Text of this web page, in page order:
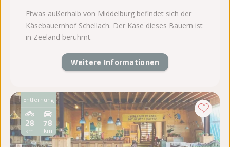
Entfernung
78
km
28
km
Etwas außerhalb von Middelburg befindet sich der
Käsebauernhof Schellach. Der Käse dieses Bauern ist
in Zeeland berühmt.
Weitere Informationen